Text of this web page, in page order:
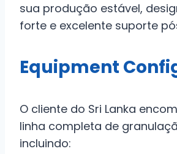
sua produção estável,
forte e excelente suporte
Equipment
O cliente do Sri Lanka
linha completa de
incluindo: